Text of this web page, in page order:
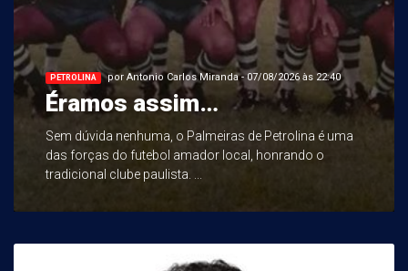
PETROLINA por Antonio Carlos Miranda - 07/08/2026 às 22:40
Éramos assim…
Sem dúvida nenhuma, o Palmeiras de Petrolina é uma
das forças do futebol amador local, honrando o
tradicional clube paulista. ...